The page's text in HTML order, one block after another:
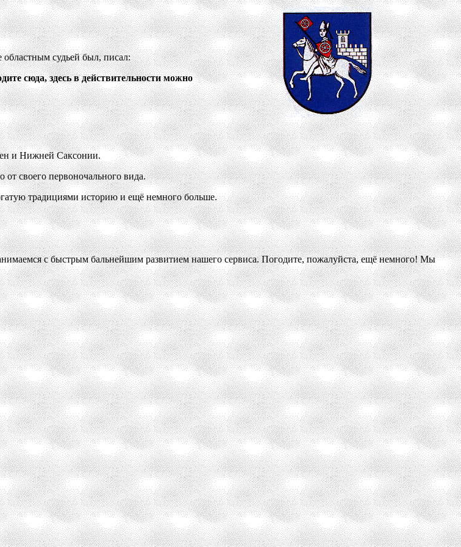
судьей был, писал:
сюда, здесь в действительности можно
и Нижней Саксонии.
своего первоночального вида.
традициями историю и ещё немного больше.
с быстрым бальнейшим развитием нашего сервиса. Погодите, пожалуйста, ещё немного! Мы